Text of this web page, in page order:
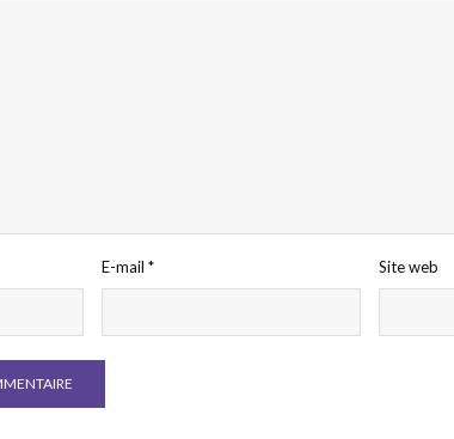
E-mail* Site web